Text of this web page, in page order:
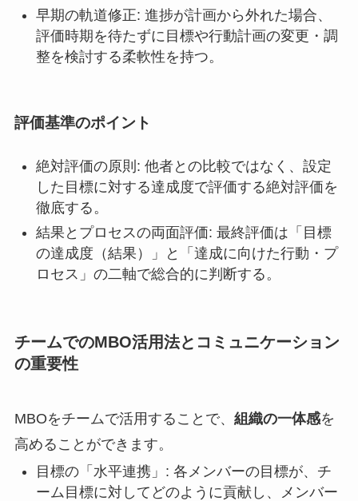
早期の軌道修正: 進捗が計画から外れた場合、
評価時期を待たずに目標や行動計画の変更・調
整を検討する柔軟性を持つ。
評価基準のポイント
絶対評価の原則: 他者との比較ではなく、設定
した目標に対する達成度で評価する絶対評価を
徹底する。
結果とプロセスの両面評価: 最終評価は「目標
の達成度（結果）」と「達成に向けた行動・プ
ロセス」の二軸で総合的に判断する。
チームでのMBO活用法とコミュニケーション
の重要性
MBOをチームで活用することで、 組織の一体感を
高めることができます。
目標の「水平連携」: 各メンバーの目標が、チ
ーム目標に対してどのように貢献し、メンバー